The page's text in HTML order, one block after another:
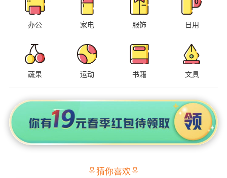
办公 家电 服饰 日用
蔬果 运动 书籍 文具
猜你喜欢